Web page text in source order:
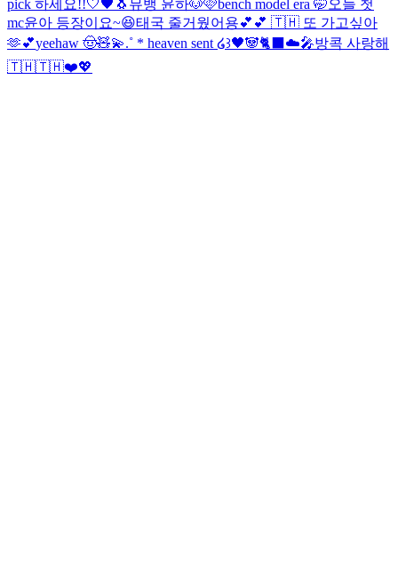
pick 하세요!!🤍🖤🐧 뮤뱅 윤하🐶🩷bench model era 🤭오늘 첫
mc윤아 등장이요~😆태국 줄거웠어용💕💕 🇹🇭 또 가고싶아
🫶💕yeehaw 🤠🧸💫.˚ * heaven sent ໒꒱🖤🐼🐈‍⬛☁️🎤방콕 사랑해
🇹🇭🇹🇭❤️💖